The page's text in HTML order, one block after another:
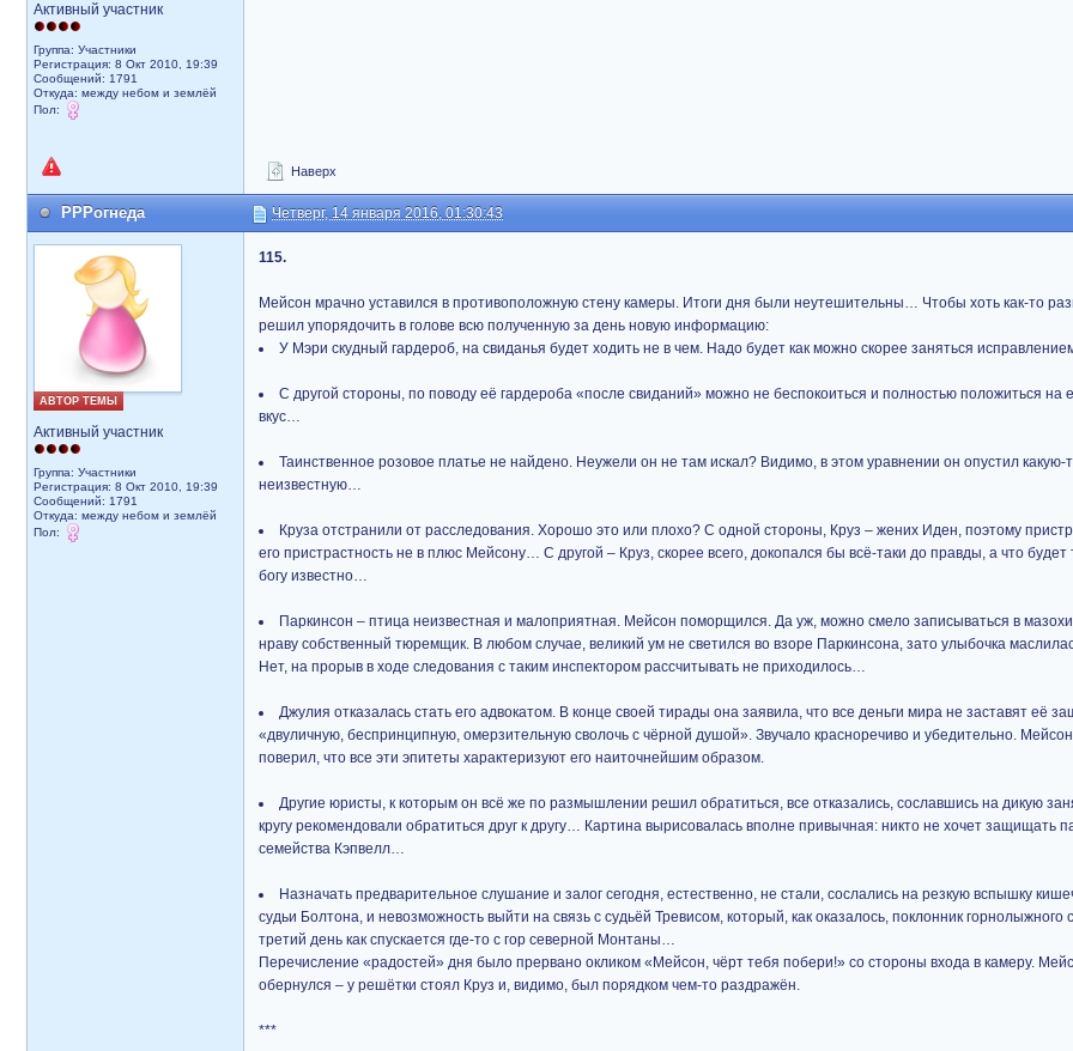
Активный участник
Группа: Участники
Регистрация: 8 Окт 2010, 19:39
Сообщений: 1791
Откуда: между небом и землёй
Пол:
Наверх
РРРогнеда Четверг, 14 января 2016, 01:30:43
АВТОР ТЕМЫ
Активный участник
Группа: Участники
Регистрация: 8 Окт 2010, 19:39
Сообщений: 1791
Откуда: между небом и землёй
Пол:
115.
Мейсон мрачно уставился в противоположную стену камеры. Итоги дня были неутешительны… Чтобы хоть как-то
решил упорядочить в голове всю полученную за день новую информацию:
У Мэри скудный гардероб, на свиданья будет ходить не в чем. Надо будет как можно скорее заняться
С другой стороны, по поводу её гардероба «после свиданий» можно не беспокоиться и полностью положиться на
вкус…
Таинственное розовое платье не найдено. Неужели он не там искал? Видимо, в этом уравнении он опустил какую-
неизвестную…
Круза отстранили от расследования. Хорошо это или плохо? С одной стороны, Круз – жених Иден, поэтому
его пристрастность не в плюс Мейсону… С другой – Круз, скорее всего, докопался бы всё-таки до правды, а что
богу известно…
Паркинсон – птица неизвестная и малоприятная. Мейсон поморщился. Да уж, можно смело записываться в
нраву собственный тюремщик. В любом случае, великий ум не светился во взоре Паркинсона, зато улыбочка
Нет, на прорыв в ходе следования с таким инспектором рассчитывать не приходилось…
Джулия отказалась стать его адвокатом. В конце своей тирады она заявила, что все деньги мира не заставят её
«двуличную, беспринципную, омерзительную сволочь с чёрной душой». Звучало красноречиво и убедительно.
поверил, что все эти эпитеты характеризуют его наиточнейшим образом.
Другие юристы, к которым он всё же по размышлении решил обратиться, все отказались, сославшись на дикую
кругу рекомендовали обратиться друг к другу… Картина вырисовалась вполне привычная: никто не хочет защищать
семейства Кэпвелл…
Назначать предварительное слушание и залог сегодня, естественно, не стали, сослались на резкую вспышку
судьи Болтона, и невозможность выйти на связь с судьёй Тревисом, который, как оказалось, поклонник горнолыжного
третий день как спускается где-то с гор северной Монтаны…
Перечисление «радостей» дня было прервано окликом «Мейсон, чёрт тебя побери!» со стороны входа в камеру.
обернулся – у решётки стоял Круз и, видимо, был порядком чем-то раздражён.
***